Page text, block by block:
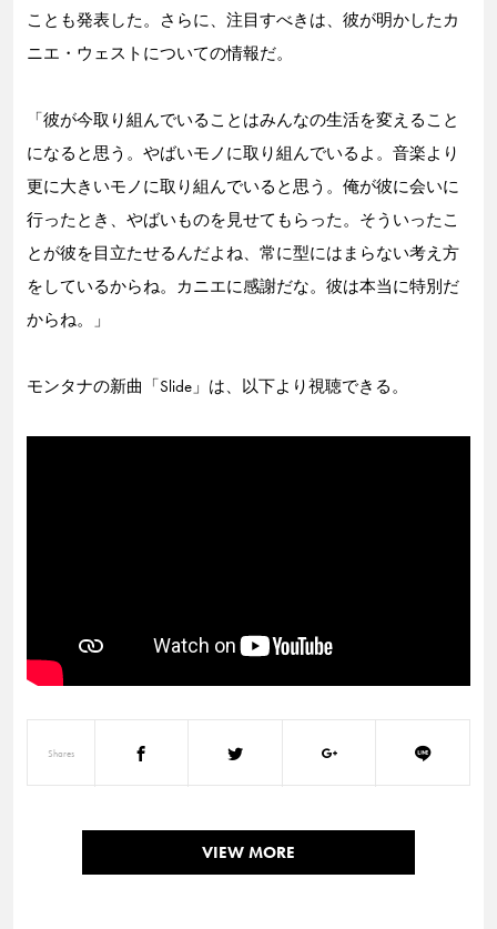
ことも発表した。さらに、注目すべきは、彼が明かしたカ
ニエ・ウェストについての情報だ。
「彼が今取り組んでいることはみんなの生活を変えること
になると思う。やばいモノに取り組んでいるよ。音楽より
更に大きいモノに取り組んでいると思う。俺が彼に会いに
行ったとき、やばいものを見せてもらった。そういったこ
とが彼を目立たせるんだよね、常に型にはまらない考え方
をしているからね。カニエに感謝だな。彼は本当に特別だ
からね。」
モンタナの新曲「Slide」は、以下より視聴できる。
Shares
VIEW MORE